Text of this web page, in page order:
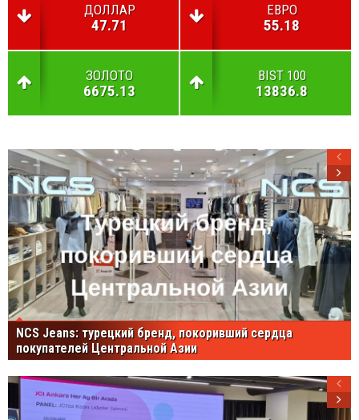
ДОЛЛАР
47.71
ЕВРО
55.18
ЗОЛОТО
6675.13
BIST 100
13836.8
NCS Jeans: турецкий бренд, покоривший сердца
покупателей Центральной Азии